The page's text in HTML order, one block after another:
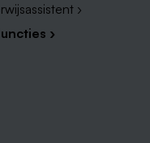
›
›